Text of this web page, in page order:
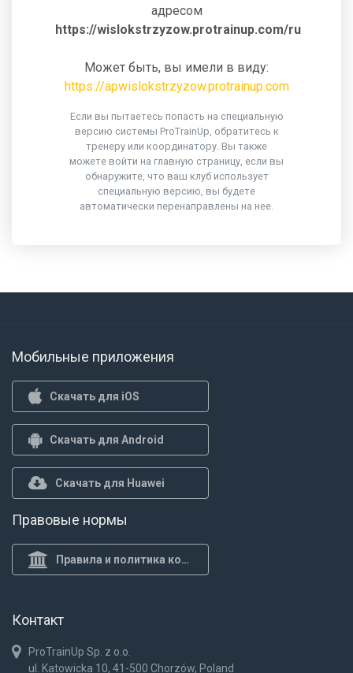
адресом
https://wislokstrzyzow.protrainup.com/ru
Может быть, вы имели в виду:
https://apwislokstrzyzow.protrainup.com
Если вы пытаетесь попасть на специальную
версию системы ProTrainUp, обратитесь к
тренеру или координатору. Вы также
можете войти на главную страницу, если вы
обнаружите, что ваш клуб использует
специальную версию, вы будете
автоматически перенаправлены на нее.
Мобильные приложения
Скачать для iOS
Скачать для Android
Скачать для Huawei
Правовые нормы
Правила и политика конф.
Контакт
ProTrainUp Sp. z o.o.
ul. Katowicka 10, 41-500 Chorzów, Poland